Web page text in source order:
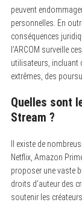
peuvent
personnelles. En
conséquences
l’ARCOM surveille
utilisateurs, incluant
extrêmes, des
Quelles sont
Stream ?
Il existe de
Netflix, Amazon
proposer une vaste
droits d’auteur des
soutenir les